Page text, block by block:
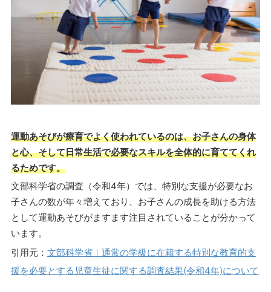
運動あそびが療育でよく使われているのは、お子さんの身体
と心、そして日常生活で必要なスキルを全体的に育ててくれ
るためです。
文部科学省の調査（令和4年）では、特別な支援が必要なお
子さんの数が年々増えており、お子さんの成長を助ける方法
として運動あそびがますます注目されていることが分かって
います。
引用元： 文部科学省｜通常の学級に在籍する特別な教育的支
援を必要とする児童生徒に関する調査結果(令和4年)について